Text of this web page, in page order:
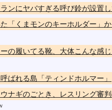
ンにヤバすぎる呼び鈴が設置
「くまモンのキーホルダー」
の履いてる靴、大体こんな感じ
ばれる島「ティンドホルマー」
ナギのごとき、レスリング審